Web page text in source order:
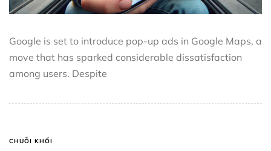
Google is set to introduce pop-up ads in Google Maps, a
move that has sparked considerable dissatisfaction
among users. Despite
CHUỖI KHỐI